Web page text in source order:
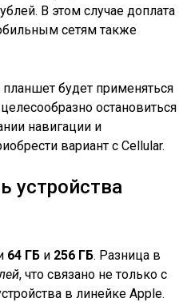
В этом случае доплата
сетям также
будет применяться
остановиться
навигации и
вариант с Cellular.
устройства
64 ГБ и 256 ГБ. Разница в
, что связано не только с
в линейке Apple.